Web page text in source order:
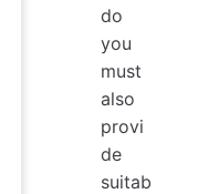
do
you
must
also
provi
de
suitab